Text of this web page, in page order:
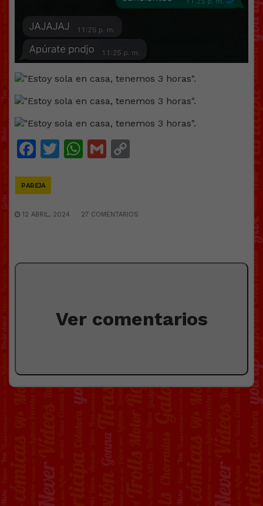
Facebook
Twitter
WhatsApp
Gmail
PAREJA
12 ABRIL, 2024 27 COMENTARIOS
Ver comentarios